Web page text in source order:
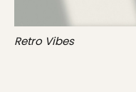
Retro Vibes